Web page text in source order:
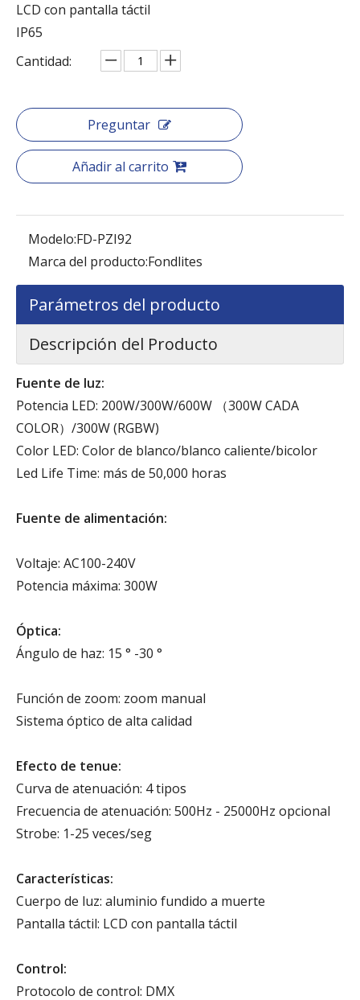
LCD con pantalla táctil
IP65
Cantidad:
Preguntar
Añadir al carrito
Modelo:FD-PZI92
Marca del producto:Fondlites
Parámetros del producto
Descripción del Producto
Fuente de luz:
Potencia LED: 200W/300W/600W （300W CADA
COLOR）/300W (RGBW)
Color LED: Color de blanco/blanco caliente/bicolor
Led Life Time: más de 50,000 horas
Fuente de alimentación:
Voltaje: AC100-240V
Potencia máxima: 300W
Óptica:
Ángulo de haz: 15 ° -30 °
Función de zoom: zoom manual
Sistema óptico de alta calidad
Efecto de tenue:
Curva de atenuación: 4 tipos
Frecuencia de atenuación: 500Hz - 25000Hz opcional
Strobe: 1-25 veces/seg
Características:
Cuerpo de luz: aluminio fundido a muerte
Pantalla táctil: LCD con pantalla táctil
Control:
Protocolo de control: DMX